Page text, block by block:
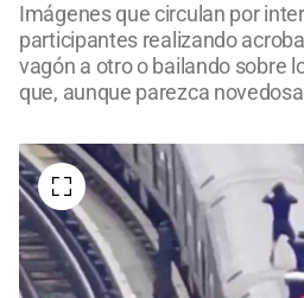
Imágenes que circulan por
participantes realizando
vagón a otro o bailando sobre
que, aunque parezca